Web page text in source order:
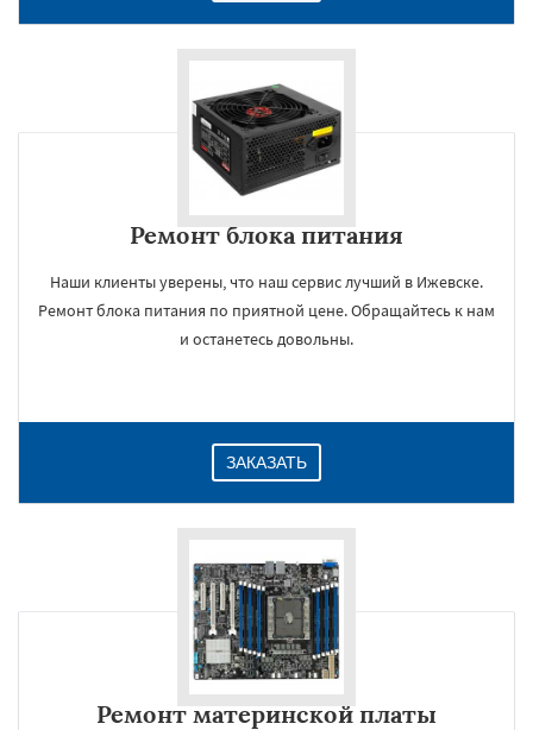
Ремонт блока питания
Наши клиенты уверены, что наш сервис лучший в Ижевске.
Ремонт блока питания по приятной цене. Обращайтесь к нам
и останетесь довольны.
ЗАКАЗАТЬ
Ремонт материнской платы